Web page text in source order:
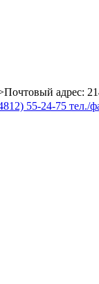
адрес:
55-24-75 тел./